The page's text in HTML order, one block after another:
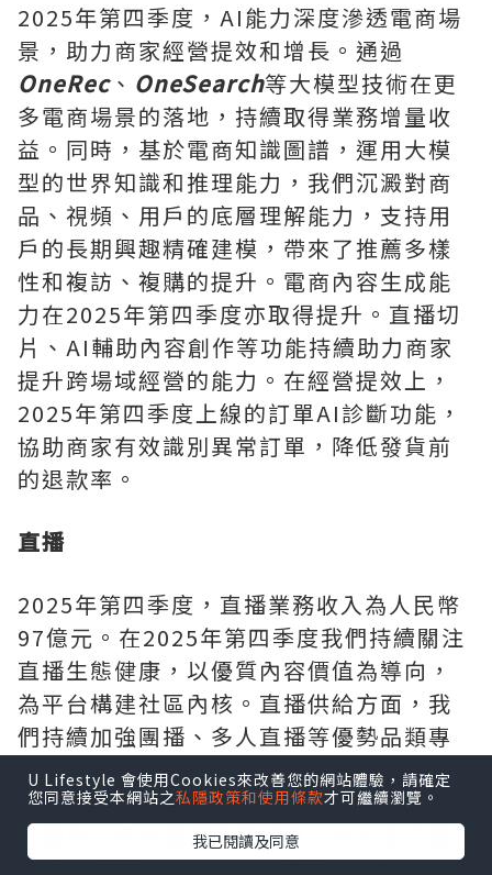
2025年第四季度，AI能力深度滲透電商場
景，助力商家經營提效和增長。通過
OneRec、 OneSearch等大模型技術在更
多電商場景的落地，持續取得業務增量收
益。同時，基於電商知識圖譜，運用大模
型的世界知識和推理能力，我們沉澱對商
品、視頻、用戶的底層理解能力，支持用
戶的長期興趣精確建模，帶來了推薦多樣
性和複訪、複購的提升。電商內容生成能
力在2025年第四季度亦取得提升。直播切
片、AI輔助內容創作等功能持續助力商家
提升跨場域經營的能力。在經營提效上，
2025年第四季度上線的訂單AI診斷功能，
協助商家有效識別異常訂單，降低發貨前
的退款率。
直播
2025年第四季度，直播業務收入為人民幣
97億元。在2025年第四季度我們持續關注
直播生態健康，以優質內容價值為導向，
為平台構建社區內核。直播供給方面，我
們持續加強團播、多人直播等優勢品類專
業化運營，同時推動多品類協同發展，豐
富直播內容經營矩陣，助力供給側穩步向
好發展。快手
直播大舞台進一步加深了直
播線上線下場景結合，助力平台特色主播
U Lifestyle 會使用Cookies來改善您的網站體驗，請確定
您同意接受本網站之私隱政策和使用條款才可繼續瀏覽。
我已閱讀及同意